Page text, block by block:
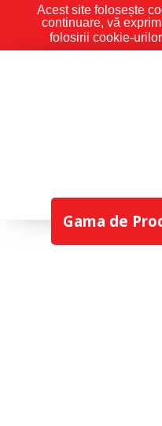
Acest site folosește
continuare, vă
folosirii cookie-
Gama de